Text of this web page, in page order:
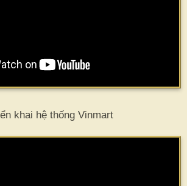
khai hệ thống Vinmart